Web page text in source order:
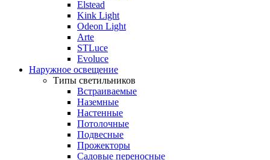
Elstead
Kink Light
Odeon Light
Arte
STLuce
Evoluce
Наружное освещение
Типы светильников
Встраиваемые
Наземные
Настенные
Потолочные
Подвесные
Прожекторы
Садовые переносные